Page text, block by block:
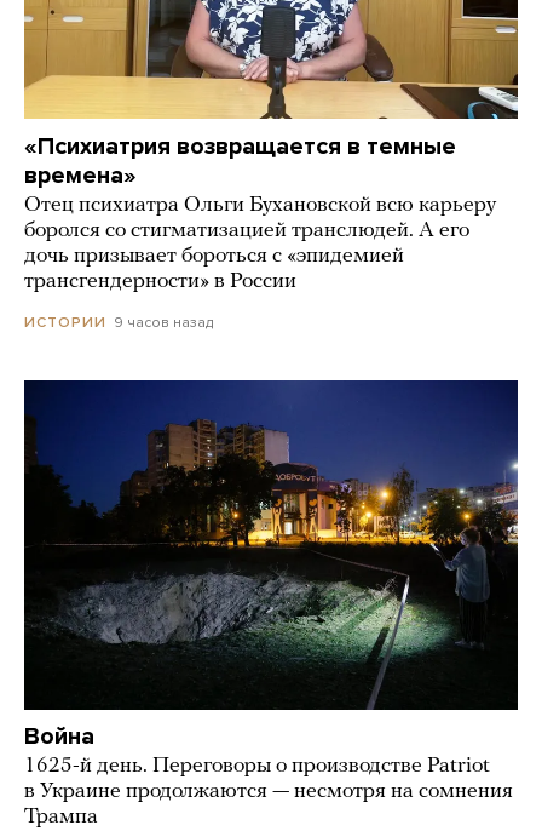
«Психиатрия возвращается в темные
времена»
Отец психиатра Ольги Бухановской всю карьеру
боролся со стигматизацией транслюдей. А его
дочь призывает бороться с «эпидемией
трансгендерности» в России
ИСТОРИИ 9 часов назад
Война
1625-й день. Переговоры о производстве Patriot
в Украине продолжаются — несмотря на сомнения
Трампа